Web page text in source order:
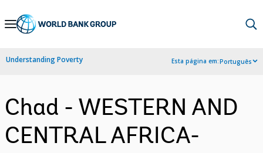
Skip
Navigation
Understanding Poverty Esta página em:Português
Chad - WESTERN AND
CENTRAL AFRICA-